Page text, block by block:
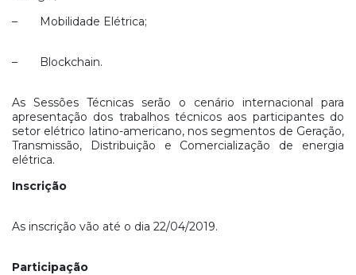
– Mobilidade Elétrica;
– Blockchain.
As Sessões Técnicas serão o cenário internacional para
apresentação dos trabalhos técnicos aos participantes do
setor elétrico latino-americano, nos segmentos de Geração,
Transmissão, Distribuição e Comercialização de energia
elétrica.
Inscrição
As inscrição vão até o dia 22/04/2019.
Participação